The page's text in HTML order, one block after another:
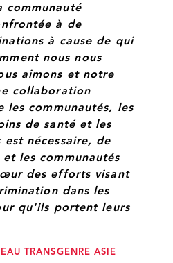
communauté
à de
à cause de qui
nous nous
aimons et notre
collaboration
les communautés, les
de santé et les
nécessaire, de
les communautés
des efforts visant
dans les
qu'ils portent leurs
TRANSGENRE ASIE